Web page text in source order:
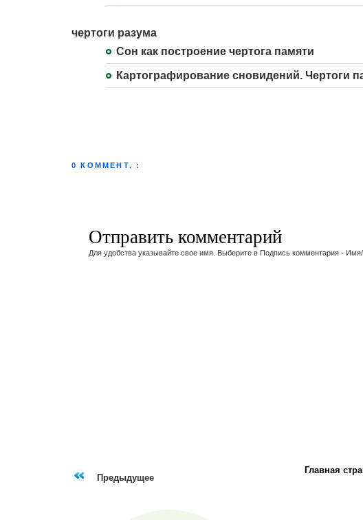
чертоги разума
Сон как построение чертога памяти
Картографирование сновидений. Чертоги
0 КОММЕНТ. :
Отправить комментарий
Для удобства указывайте свое имя. Выберите в Подпись комментария -
Предыдущее
Главная